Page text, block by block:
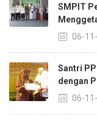
SMPIT
06-
Santri
dengan
06-